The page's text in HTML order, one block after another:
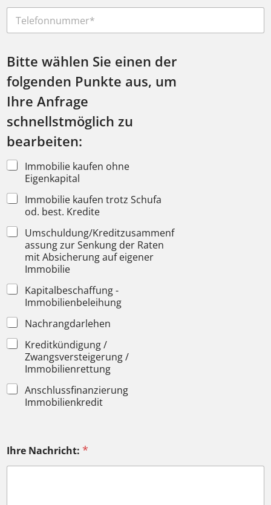
e
a
r
a
T
l
f
o
n
*
Bitte wählen Sie einen der
folgenden Punkte aus, um
Ihre Anfrage
schnellstmöglich zu
bearbeiten:
Immobilie kaufen ohne
Eigenkapital
Immobilie kaufen trotz Schufa
od. best. Kredite
Umschuldung/Kreditzusammenf
assung zur Senkung der Raten
mit Absicherung auf eigener
Immobilie
Kapitalbeschaffung -
Immobilienbeleihung
Nachrangdarlehen
Kreditkündigung /
Zwangsversteigerung /
Immobilienrettung
Anschlussfinanzierung
Immobilienkredit
Ihre Nachricht: *